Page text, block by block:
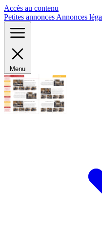
Accès au contenu
Petites annonces Annonces
Menu
Panneau de gestion des cookies